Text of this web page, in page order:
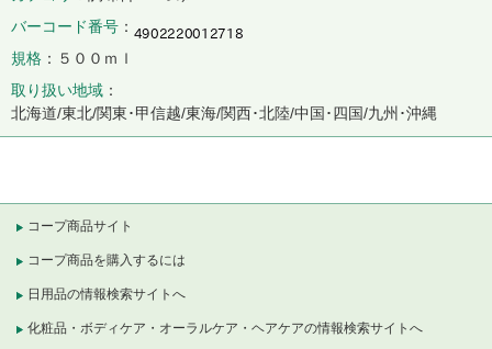
バーコード番号
規格
５００ｍｌ
取り扱い地域
北海道/東北/関東･甲信越/東海/関西･北陸/中国･四国/九州･沖縄
コープ商品サイト
コープ商品を購入するには
日用品の情報検索サイトへ
化粧品・ボディケア・オーラルケア・ヘアケアの情報検索サイトへ